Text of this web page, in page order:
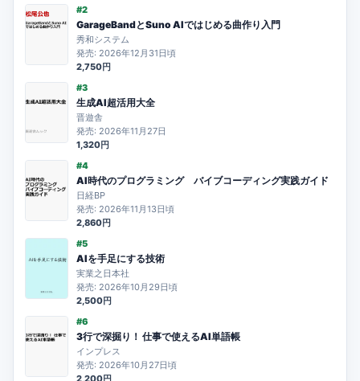
#2
GarageBandとSuno AIではじめる曲作り入門
秀和システム
発売: 2026年12月31日頃
2,750円
#3
生成AI超活用大全
晋遊舎
発売: 2026年11月27日
1,320円
#4
AI時代のプログラミング バイブコーディング実践ガイド
日経BP
発売: 2026年11月13日頃
2,860円
#5
AIを手足にする技術
実業之日本社
発売: 2026年10月29日頃
2,500円
#6
3行で深掘り！ 仕事で使えるAI単語帳
インプレス
発売: 2026年10月27日頃
2,200円